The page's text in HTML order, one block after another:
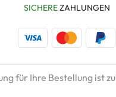
SICHEREZAHLUNGEN
für Ihre Bestellung ist zu